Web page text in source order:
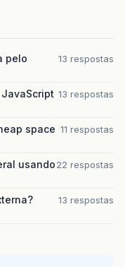
pelo
13 respostas
JavaScript 13 respostas
space 11 respostas
usando22 respostas
13 respostas